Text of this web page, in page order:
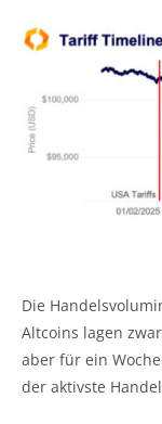
Die
Altcoins lagen
aber für ein
der aktivste